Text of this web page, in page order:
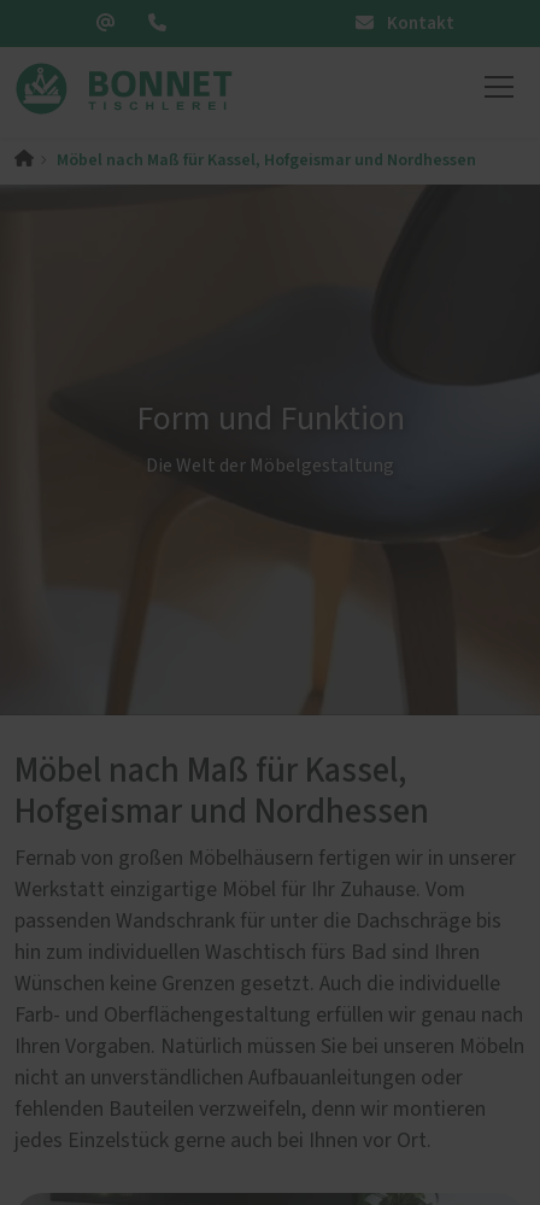
Kontakt
Möbel nach Maß für Kassel, Hofgeismar und Nordhessen
Form und Funktion
Die Welt der Möbelgestaltung
Möbel nach Maß für Kassel,
Hofgeismar und Nordhessen
Fernab von großen Möbelhäusern fertigen wir in unserer
Werkstatt einzigartige Möbel für Ihr Zuhause. Vom
passenden Wandschrank für unter die Dachschräge bis
hin zum individuellen Waschtisch fürs Bad sind Ihren
Wünschen keine Grenzen gesetzt. Auch die individuelle
Farb- und Oberflächengestaltung erfüllen wir genau nach
Ihren Vorgaben. Natürlich müssen Sie bei unseren Möbeln
nicht an unverständlichen Aufbauanleitungen oder
fehlenden Bauteilen verzweifeln, denn wir montieren
jedes Einzelstück gerne auch bei Ihnen vor Ort.